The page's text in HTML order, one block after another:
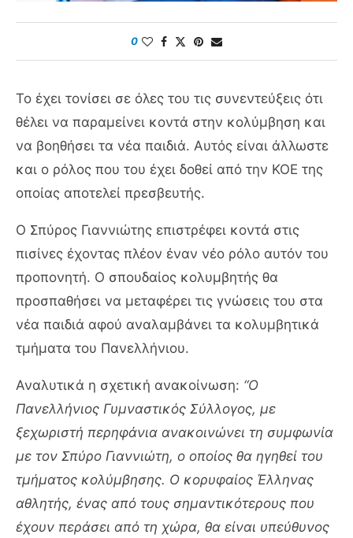
0
Το έχει τονίσει σε όλες του τις συνεντεύξεις ότι
θέλει να παραμείνει κοντά στην κολύμβηση και
να βοηθήσει τα νέα παιδιά. Αυτός είναι άλλωστε
και ο ρόλος που του έχει δοθεί από την ΚΟΕ της
οποίας αποτελεί πρεσβευτής.
Ο Σπύρος Γιαννιώτης επιστρέφει κοντά στις
πισίνες έχοντας πλέον έναν νέο ρόλο αυτόν του
προπονητή. Ο σπουδαίος κολυμβητής θα
προσπαθήσει να μεταφέρει τις γνώσεις του στα
νέα παιδιά αφού αναλαμβάνει τα κολυμβητικά
τμήματα του Πανελλήνιου.
Αναλυτικά η σχετική ανακοίνωση: “Ο
Πανελλήνιος Γυμναστικός Σύλλογος, με
ξεχωριστή περηφάνια ανακοινώνει τη συμφωνία
με τον Σπύρο Γιαννιώτη, ο οποίος θα ηγηθεί του
τμήματος κολύμβησης. Ο κορυφαίος Έλληνας
αθλητής, ένας από τους σημαντικότερους που
έχουν περάσει από τη χώρα, θα είναι υπεύθυνος